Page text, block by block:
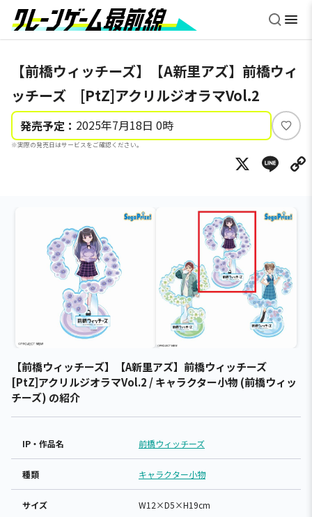
【前橋ウィッチーズ】【A新里アズ】前橋ウィ
ッチーズ [PtZ]アクリルジオラマVol.2
発売予定： 2025年7月18日 0時
※実際の発売日はサービスをご確認ください。
い
ね
X
【前橋ウィッチーズ】【A新里アズ】前橋ウィッチーズ
[PtZ]アクリルジオラマVol.2 / キャラクター小物 (前橋ウィッ
チーズ) の紹介
IP・作品名 前橋ウィッチーズ
種類 キャラクター小物
サイズ W12×D5×H19cm